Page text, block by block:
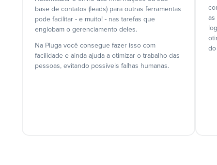
base de contatos (leads) para outras ferramentas
pode facilitar - e muito! - nas tarefas que
englobam o gerenciamento deles.
Na Pluga você consegue fazer isso com
facilidade e ainda ajuda a otimizar o trabalho das
pessoas, evitando possíveis falhas humanas.
as
do